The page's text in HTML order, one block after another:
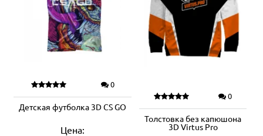
0
Детская футболка 3D CS GO
Цена:
0
Толстовка без капюшона
3D Virtus Pro